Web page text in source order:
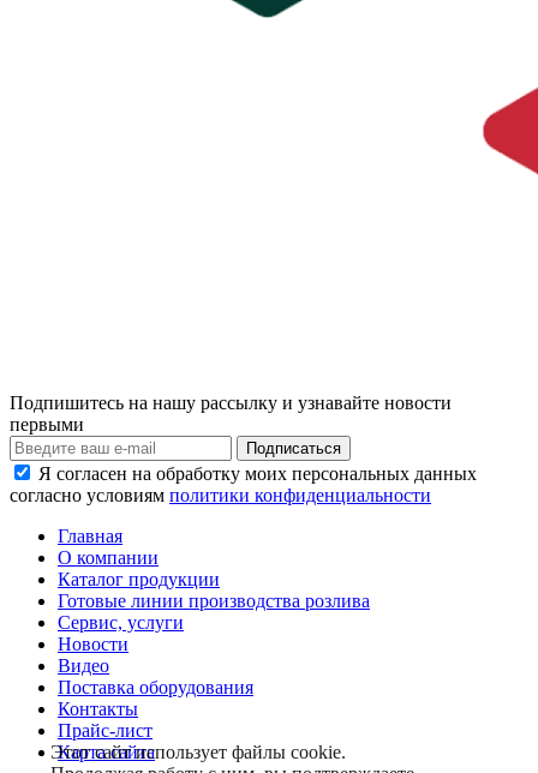
Подпишитесь на нашу рассылку и узнавайте новости
первыми
Я согласен на обработку моих персональных данных
согласно условиям политики конфиденциальности
Главная
О компании
Каталог продукции
Готовые линии производства розлива
Сервис, услуги
Новости
Видео
Поставка оборудования
Контакты
Прайс-лист
Карта сайта
Этот сайт использует файлы cookie.